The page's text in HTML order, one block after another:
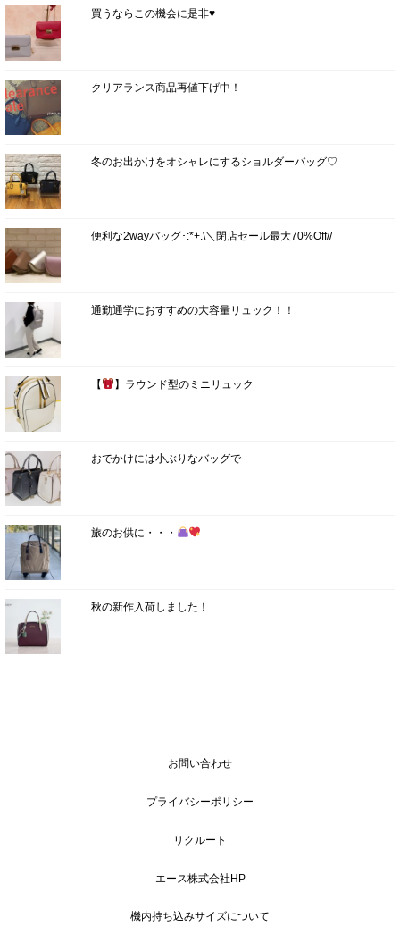
買うならこの機会に是非♥
クリアランス商品再値下げ中！
冬のお出かけをオシャレにするショルダーバッグ♡
便利な2wayバッグ･:*+.\＼閉店セール最大70%Off//
通勤通学におすすめの大容量リュック！！
【 】ラウンド型のミニリュック
おでかけには小ぶりなバッグで
旅のお供に・・・
秋の新作入荷しました！
お問い合わせ
プライバシーポリシー
リクルート
エース株式会社HP
機内持ち込みサイズについて